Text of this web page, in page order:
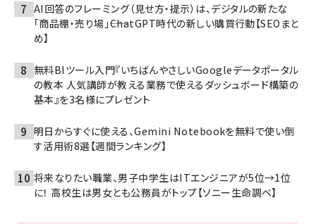
AI回答のフレーミング（見せ方・提示）は、デジタルの新たな
「商品棚・売り場」――ChatGPT時代の新しい購買行動【SEOまと
め】
無料BIツール入門『いちばんやさしいGoogleデータポータル
の教本 人気講師が教える業務で使えるダッシュボード構築の
基本』を3名様にプレゼント
明日からすぐに使える、Gemini Notebookを無料で使い倒
す活用術8選【週間ランキング】
将来なりたい職業、男子中学生はITエンジニアが5位→1位
に！ 高校生は男女とも公務員がトップ【ソニー生命調べ】